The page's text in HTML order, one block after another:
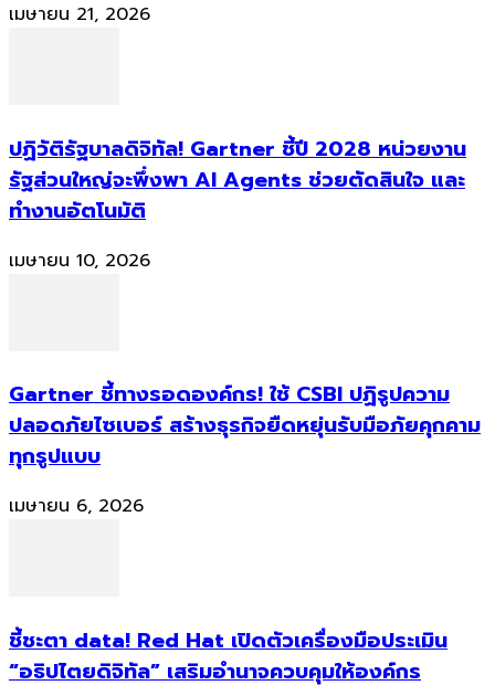
เมษายน 21, 2026
ปฏิวัติรัฐบาลดิจิทัล! Gartner ชี้ปี 2028 หน่วยงาน
รัฐส่วนใหญ่จะพึ่งพา AI Agents ช่วยตัดสินใจ และ
ทำงานอัตโนมัติ
เมษายน 10, 2026
Gartner ชี้ทางรอดองค์กร! ใช้ CSBI ปฏิรูปความ
ปลอดภัยไซเบอร์ สร้างธุรกิจยืดหยุ่นรับมือภัยคุกคาม
ทุกรูปแบบ
เมษายน 6, 2026
ชี้ชะตา data! Red Hat เปิดตัวเครื่องมือประเมิน
“อธิปไตยดิจิทัล” เสริมอำนาจควบคุมให้องค์กร